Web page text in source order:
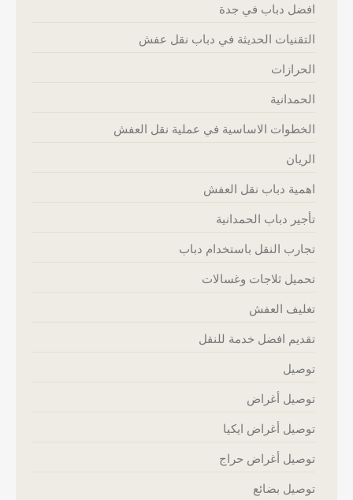
افضل دباب في جدة
التقنيات الحديثة في دباب نقل عفش
الحرازات
الحمدانية
الخطوات الاساسية في عملية نقل العفش
الريان
اهمية دباب نقل العفش
تأجير دباب الحمدانية
تجارب النقل باستخدام دباب
تحميل ثلاجات وغسالات
تغليف العفش
تقديم افضل خدمة للنقل
توصيل
توصيل أغراض
توصيل أغراض ايكيا
توصيل أغراض حراج
توصيل بضائع